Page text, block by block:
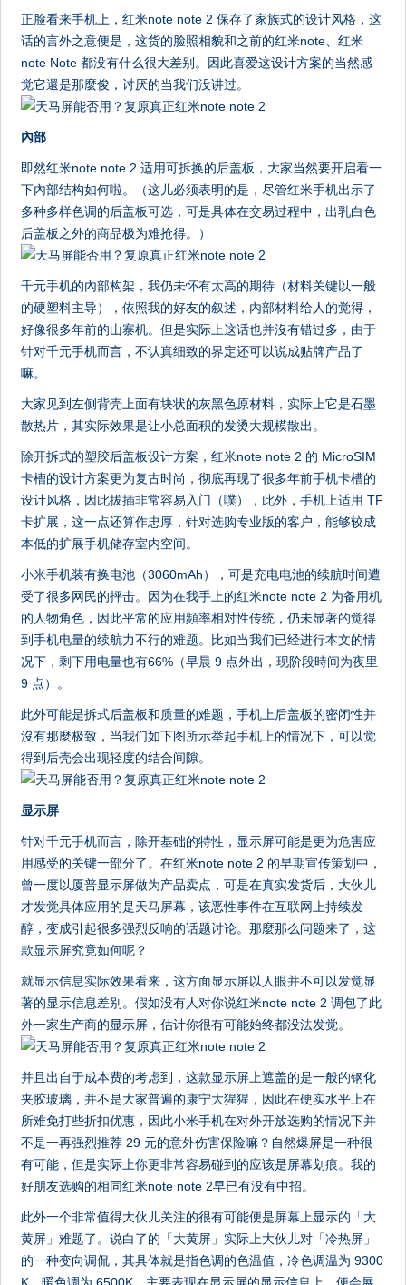
正脸看来手机上，红米note note 2 保存了家族式的设计风格，这
话的言外之意便是，这货的脸照相貌和之前的红米note、红米
note Note 都没有什么很大差别。因此喜爱这设计方案的当然感
觉它還是那麼俊，讨厌的当我们没讲过。
內部
即然红米note note 2 适用可拆换的后盖板，大家当然要开启看一
下內部结构如何啦。（这儿必须表明的是，尽管红米手机出示了
多种多样色调的后盖板可选，可是具体在交易过程中，出乳白色
后盖板之外的商品极为难抢得。）
千元手机的內部构架，我仍未怀有太高的期待（材料关键以一般
的硬塑料主导），依照我的好友的叙述，內部材料给人的觉得，
好像很多年前的山寨机。但是实际上这话也并沒有错过多，由于
针对千元手机而言，不认真细致的界定还可以说成贴牌产品了
嘛。
大家见到左侧背壳上面有块状的灰黑色原材料，实际上它是石墨
散热片，其实际效果是让小总面积的发烫大规模散出。
除开拆式的塑胶后盖板设计方案，红米note note 2 的 MicroSIM
卡槽的设计方案更为复古时尚，彻底再现了很多年前手机卡槽的
设计风格，因此拔插非常容易入门（噗），此外，手机上适用 TF
卡扩展，这一点还算作忠厚，针对选购专业版的客户，能够较成
本低的扩展手机储存室内空间。
小米手机装有换电池（3060mAh），可是充电电池的续航时间遭
受了很多网民的抨击。因为在我手上的红米note note 2 为备用机
的人物角色，因此平常的应用頻率相对性传统，仍未显著的觉得
到手机电量的续航力不行的难题。比如当我们已经进行本文的情
况下，剩下用电量也有66%（早晨 9 点外出，现阶段時间为夜里
9 点）。
此外可能是拆式后盖板和质量的难题，手机上后盖板的密闭性并
沒有那麼极致，当我们如下图所示举起手机上的情况下，可以觉
得到后壳会出现轻度的结合间隙。
显示屏
针对千元手机而言，除开基础的特性，显示屏可能是更为危害应
用感受的关键一部分了。在红米note note 2 的早期宣传策划中，
曾一度以厦普显示屏做为产品卖点，可是在真实发货后，大伙儿
才发觉具体应用的是天马屏幕，该恶性事件在互联网上持续发
醇，变成引起很多强烈反响的话题讨论。那麼那么问题来了，这
款显示屏究竟如何呢？
就显示信息实际效果看来，这方面显示屏以人眼并不可以发觉显
著的显示信息差别。假如没有人对你说红米note note 2 调包了此
外一家生产商的显示屏，估计你很有可能始终都没法发觉。
并且出自于成本费的考虑到，这款显示屏上遮盖的是一般的钢化
夹胶玻璃，并不是大家普遍的康宁大猩猩，因此在硬实水平上在
所难免打些折扣优惠，因此小米手机在对外开放选购的情况下并
不是一再强烈推荐 29 元的意外伤害保险嘛？自然爆屏是一种很
有可能，但是实际上你更非常容易碰到的应该是屏幕划痕。我的
好朋友选购的相同红米note note 2早已有没有中招。
此外一个非常值得大伙儿关注的很有可能便是屏幕上显示的「大
黄屏」难题了。说白了的「大黄屏」实际上大伙儿对「冷热屏」
的一种变向调侃，其具体就是指色调的色温值，冷色调温为 9300